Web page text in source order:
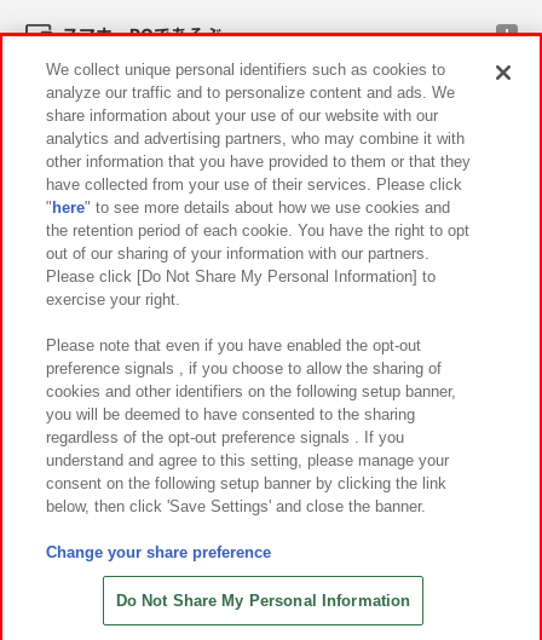
スマホ・PCであそぶ
イベント・キャンペーン
関連会社 サステナビリティ サイトポリシー
プライバシーポリシー ウェブアクセシビリティ方針と検証結果
お取引先さまとともに
カスタマーハラスメント対応方針 よくあるご質問・お問い合わせ
©Bandai Namco Amusement Inc.
©Bandai Namco Amusement Lab Inc.
©HANAYASHIKI Co., Ltd. All Rights Reserved.
We collect unique personal identifiers such as cookies to
analyze our traffic and to personalize content and ads. We
share information about your use of our website with our
analytics and advertising partners, who may combine it with
other information that you have provided to them or that they
have collected from your use of their services. Please click
" here" to see more details about how we use cookies and
the retention period of each cookie. You have the right to opt
out of our sharing of your information with our partners.
Please click [Do Not Share My Personal Information] to
exercise your right.
Please note that even if you have enabled the opt-out
preference signals , if you choose to allow the sharing of
cookies and other identifiers on the following setup banner,
you will be deemed to have consented to the sharing
regardless of the opt-out preference signals . If you
understand and agree to this setting, please manage your
consent on the following setup banner by clicking the link
below, then click 'Save Settings' and close the banner.
Change your share preference
Do Not Share My Personal Information